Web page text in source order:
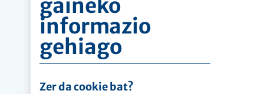
gaineko
informazio
gehiago
Zer da cookie bat?